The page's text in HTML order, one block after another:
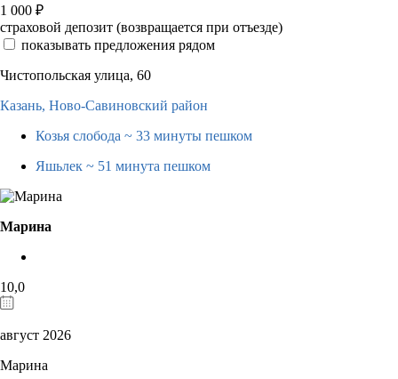
1 000 ₽
страховой депозит (возвращается при отъезде)
показывать предложения рядом
Чистопольская улица, 60
Казань, Ново-Савиновский район
Козья слобода ~ 33 минуты пешком
Яшьлек ~ 51 минута пешком
Марина
10,0
август 2026
Марина